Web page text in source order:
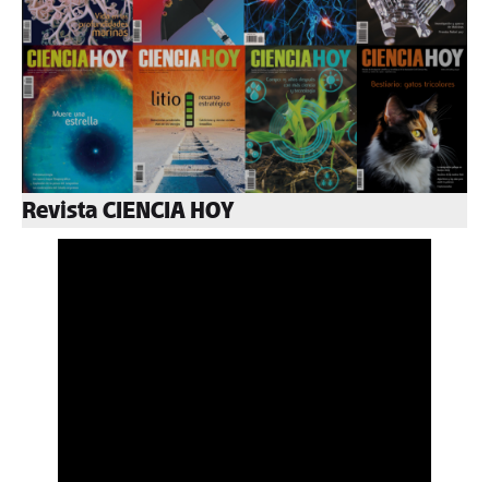
Revista CIENCIA HOY